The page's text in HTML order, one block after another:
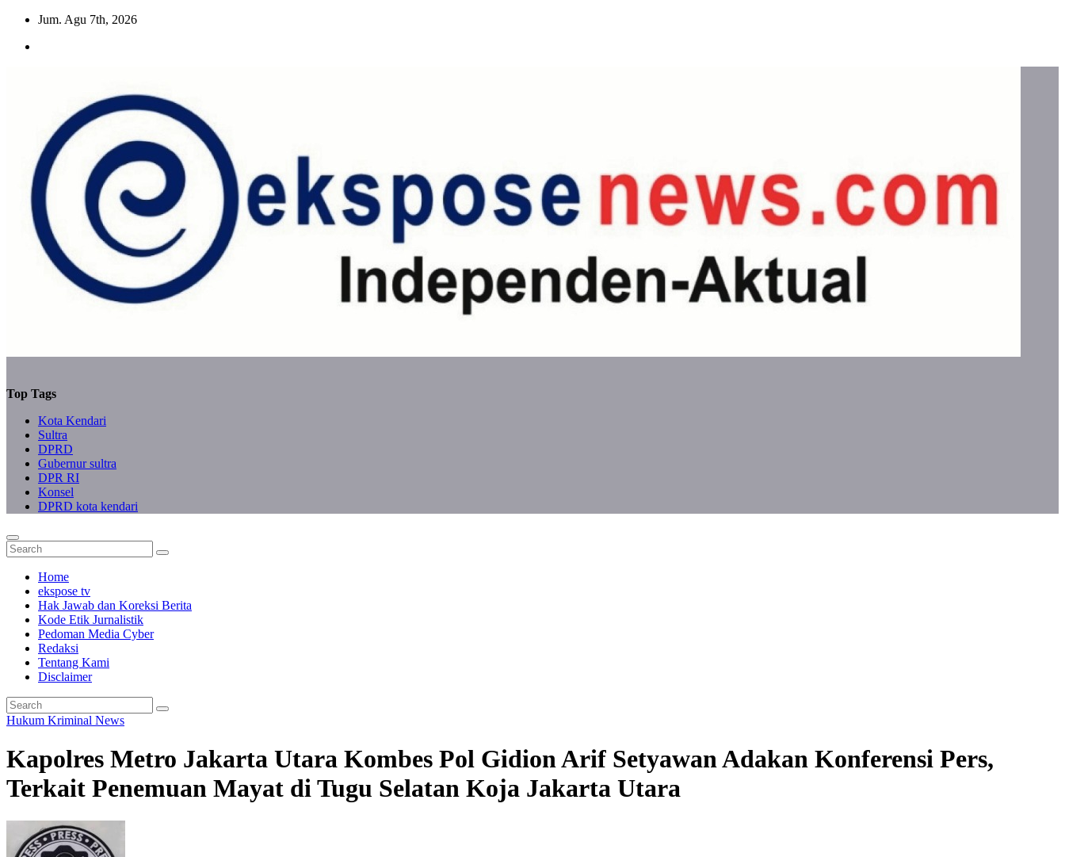
Skip
content
Jum. Agu 7th, 2026
Top Tags
Kota Kendari
Sultra
DPRD
Gubernur sultra
DPR RI
Konsel
DPRD kota kendari
Home
ekspose tv
Hak Jawab dan Koreksi Berita
Kode Etik Jurnalistik
Pedoman Media Cyber
Redaksi
Tentang Kami
Disclaimer
Hukum Kriminal News
Kapolres Metro Jakarta Utara Kombes Pol Gidion Arif Setyawan Adakan Konferensi Pers,
Terkait Penemuan Mayat di Tugu Selatan Koja Jakarta Utara